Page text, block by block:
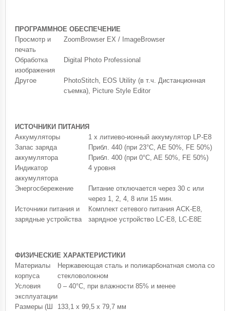
ПРОГРАММНОЕ ОБЕСПЕЧЕНИЕ
Просмотр и
печать
ZoomBrowser EX / ImageBrowser
Обработка
изображения
Digital Photo Professional
Другое
PhotoStitch, EOS Utility (в т.ч. Дистанционная
съемка), Picture Style Editor
ИСТОЧНИКИ ПИТАНИЯ
Аккумуляторы
1 x литиево-ионный аккумулятор LP-E8
Запас заряда
аккумулятора
Прибл. 440 (при 23°C, AE 50%, FE 50%)
Прибл. 400 (при 0°C, AE 50%, FE 50%)
Индикатор
аккумулятора
4 уровня
Энергосбережение
Питание отключается через 30 с или
через 1, 2, 4, 8 или 15 мин.
Источники питания и
зарядные устройства
Комплект сетевого питания ACK-E8,
зарядное устройство LC-E8, LC-E8E
ФИЗИЧЕСКИЕ ХАРАКТЕРИСТИКИ
Материалы
корпуса
Нержавеющая сталь и поликарбонатная смола со
стекловолокном
Условия
эксплуатации
0 – 40°C, при влажности 85% и менее
Размеры (Ш
133,1 x 99,5 x 79,7 мм